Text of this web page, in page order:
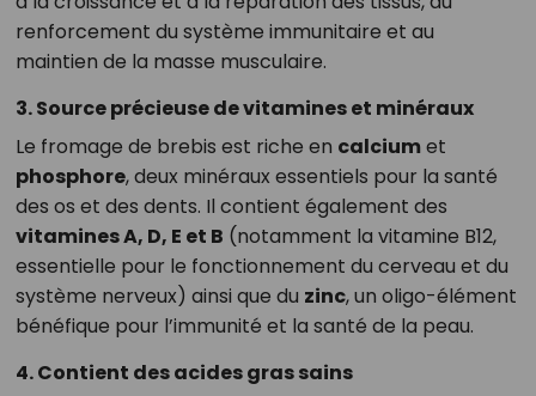
renforcement du système immunitaire et au
maintien de la masse musculaire.
3. Source précieuse de vitamines et minéraux
Le fromage de brebis est riche en calciumet
phosphore, deux minéraux essentiels pour la santé
des os et des dents. Il contient également des
vitamines A, D, E et B (notamment la vitamine B12,
essentielle pour le fonctionnement du cerveau et du
système nerveux) ainsi que du zinc, un oligo-élément
bénéfique pour l’immunité et la santé de la peau.
4. Contient des acides gras sains